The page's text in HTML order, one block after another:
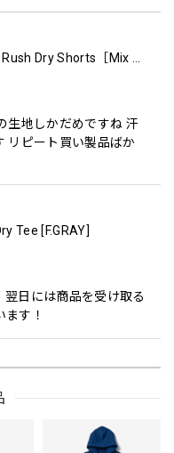
生地しかだめですね 汗
リピート買い製品ばか
Tee [F.GRAY]
日には商品を受け取る
す！
ードやステッカーも同